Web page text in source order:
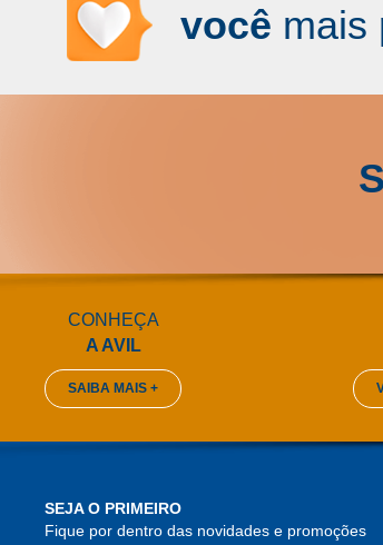
você mais
CONHEÇA
A AVIL
SAIBA MAIS +
SEJA O PRIMEIRO
Fique por dentro das novidades e promoções